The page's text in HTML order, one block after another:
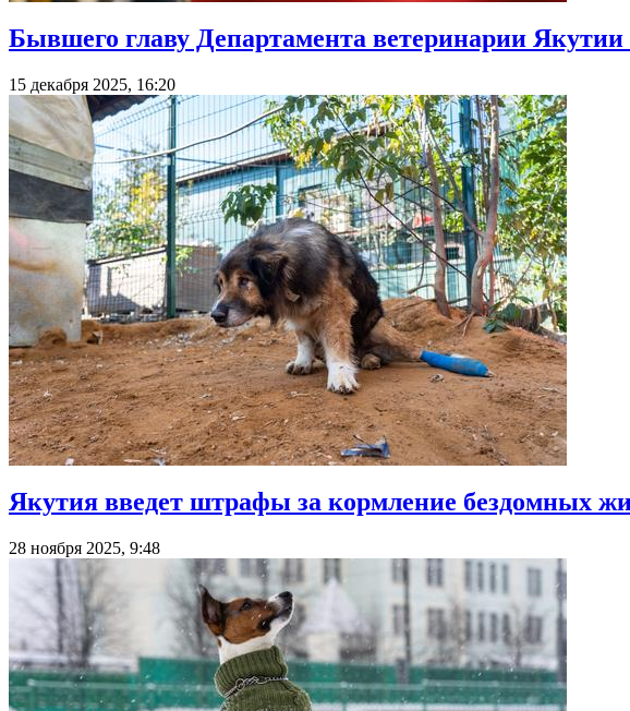
Бывшего главу Департамента ветеринарии Якутии
15 декабря 2025, 16:20
Якутия введет штрафы за кормление бездомных
28 ноября 2025, 9:48